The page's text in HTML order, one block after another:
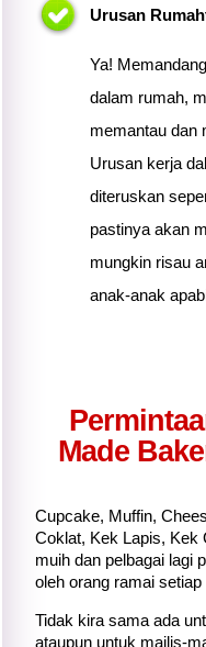
Urusan
Ya!
dalam rumah,
memantau dan
Urusan kerja
diteruskan
pastinya akan
mungkin risau
anak-anak
Made
Cupcake, Muffin,
Coklat, Kek Lapis, Kek
muih dan pelbagai lagi
oleh orang ramai setiap
Tidak kira sama ada
ataupun untuk majlis-